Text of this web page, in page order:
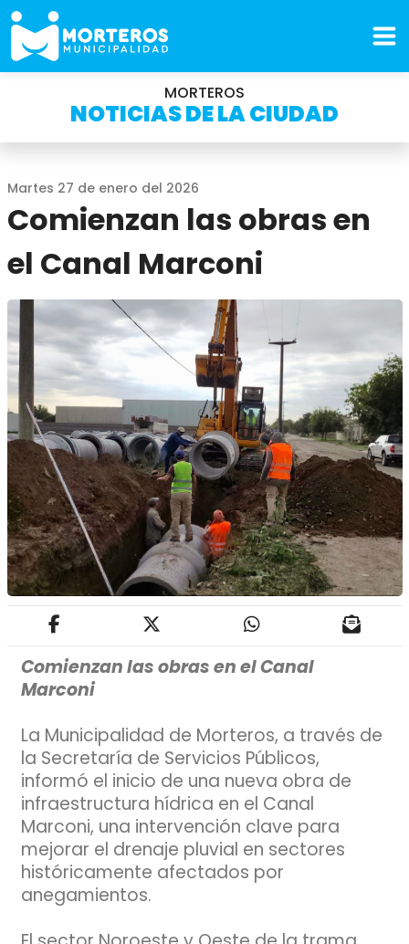
MORTEROS
NOTICIAS DE LA CIUDAD
Martes 27 de enero del 2026
Comienzan las obras en
el Canal Marconi
Comienzan las obras en el Canal
Marconi
La Municipalidad de Morteros, a través de
la Secretaría de Servicios Públicos,
informó el inicio de una nueva obra de
infraestructura hídrica en el Canal
Marconi, una intervención clave para
mejorar el drenaje pluvial en sectores
históricamente afectados por
anegamientos.